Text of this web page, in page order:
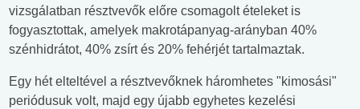
vizsgálatban résztvevők előre csomagolt ételeket is
fogyasztottak, amelyek makrotápanyag-arányban 40%
szénhidrátot, 40% zsírt és 20% fehérjét tartalmaztak.
Egy hét elteltével a résztvevőknek háromhetes "kimosási"
periódusuk volt, majd egy újabb egyhetes kezelési